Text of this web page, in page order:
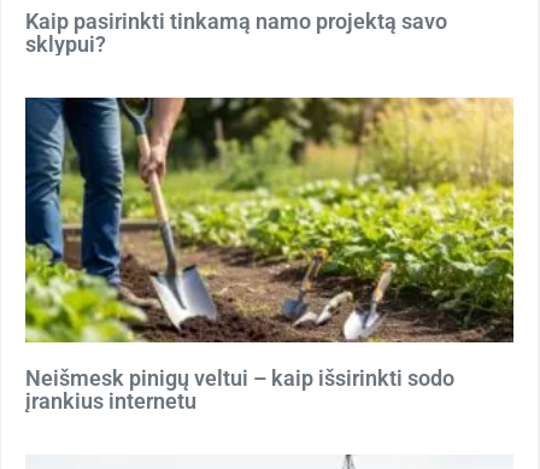
Kaip pasirinkti tinkamą namo projektą savo
sklypui?
Neišmesk pinigų veltui – kaip išsirinkti sodo
įrankius internetu